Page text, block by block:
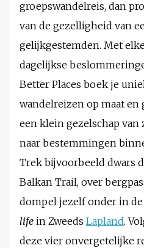
groepswandelreis, dan
van de gezelligheid van
gelijkgestemden. Met
dagelijkse
Better Places boek je
wandelreizen op maat
een klein gezelschap
naar bestemmingen
Trek bijvoorbeeld dwars
Balkan Trail, over
dompel jezelf onder in de
life in Zweeds Lapland.
deze vier onvergetelijke